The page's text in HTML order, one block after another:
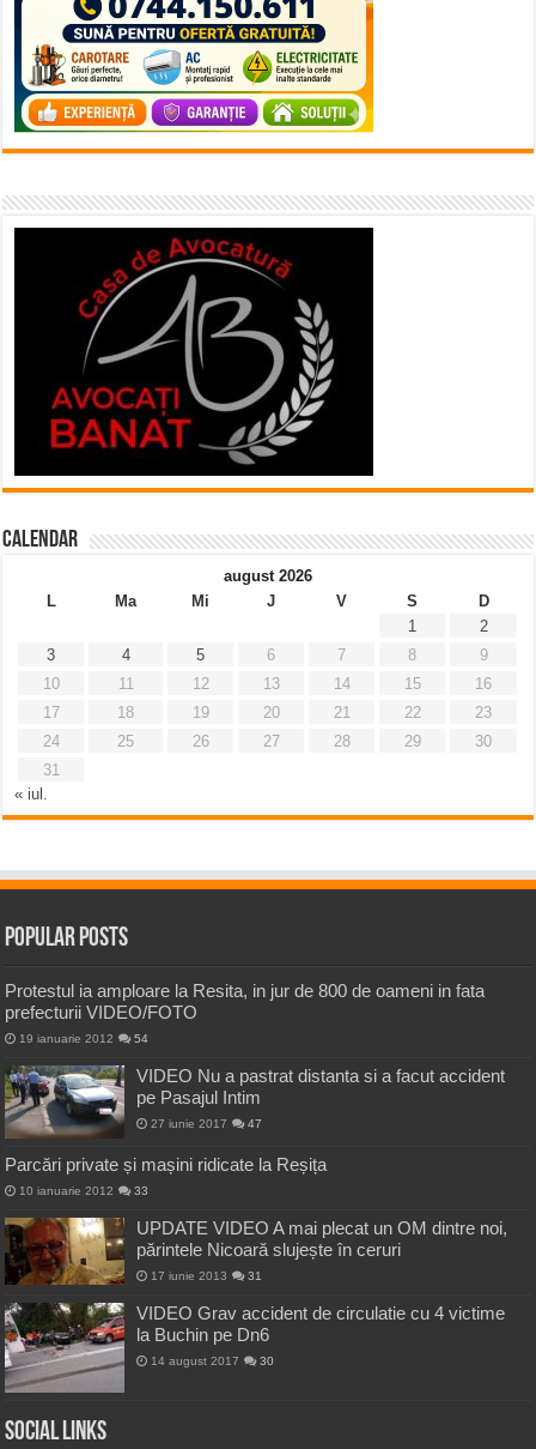
Calendar
august 2026
L
Ma Mi J V S
D
1
2
3
4 5 6 7 8
9
10
11 12 13 14 15
16
17
18 19 20 21 22
23
24
25 26 27 28 29
30
31
« iul.
Popular Posts
Protestul ia amploare la Resita, in jur de 800 de oameni in fata
prefecturii VIDEO/FOTO
19 ianuarie 2012 54
VIDEO Nu a pastrat distanta si a facut accident
pe Pasajul Intim
27 iunie 2017 47
Parcări private și mașini ridicate la Reșița
10 ianuarie 2012 33
UPDATE VIDEO A mai plecat un OM dintre noi,
părintele Nicoară slujește în ceruri
17 iunie 2013 31
VIDEO Grav accident de circulatie cu 4 victime
la Buchin pe Dn6
14 august 2017 30
Social Links